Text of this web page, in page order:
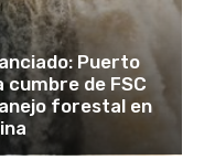
Puerto
cumbre de FSC
forestal en